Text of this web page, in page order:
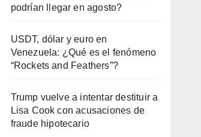
podrían llegar en agosto?
USDT, dólar y euro en
Venezuela: ¿Qué es el fenómeno
“Rockets and Feathers”?
Trump vuelve a intentar destituir a
Lisa Cook con acusaciones de
fraude hipotecario